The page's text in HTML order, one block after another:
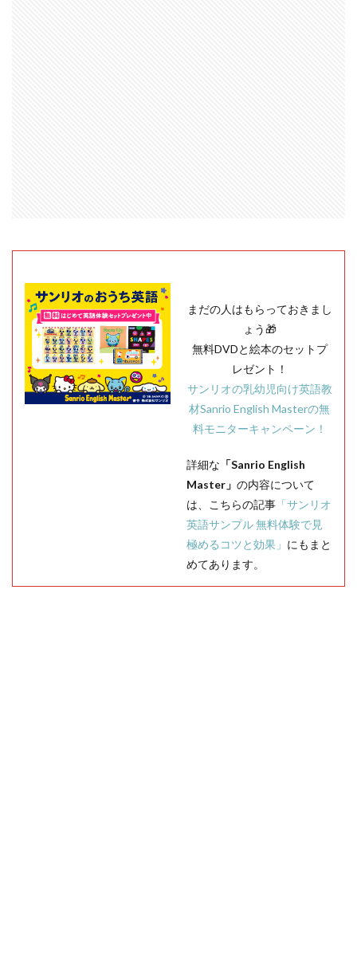
まだの人はもらっておきまし
ょう🎁
無料DVDと絵本のセットプ
レゼント！
サンリオの乳幼児向け英語教
材Sanrio English Masterの無
料モニターキャンペーン！
詳細な 「Sanrio English
Master」 の内容について
は、こちらの記事 「サンリオ
英語サンプル 無料体験で見
極めるコツと効果」 にもまと
めてあります。